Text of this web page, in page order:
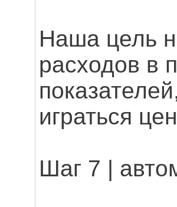
Наша цель
расходов в
играться
Шаг 7 |